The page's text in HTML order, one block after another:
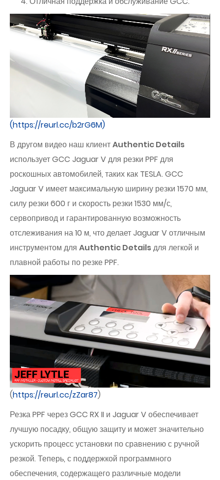
(https://reurl.cc/b2rG6M)
В другом видео наш клиентAuthentic Details
использует GCC Jaguar V для резки PPF для
роскошных автомобилей, таких как TESLA. GCC
Jaguar V имеет максимальную ширину резки 1570 мм,
силу резки 600 г и скорость резки 1530 мм/с,
сервопривод и гарантированную возможность
отслеживания на 10 м, что делает Jaguar V отличным
инструментом для Authentic Detailsдля легкой и
плавной работы по резке PPF.
(https://reurl.cc/zZar87)
Резка PPF через GCC RX II и Jaguar V обеспечивает
лучшую посадку, общую защиту и может значительно
ускорить процесс установки по сравнению с ручной
резкой. Теперь, с поддержкой программного
обеспечения, содержащего различные модели